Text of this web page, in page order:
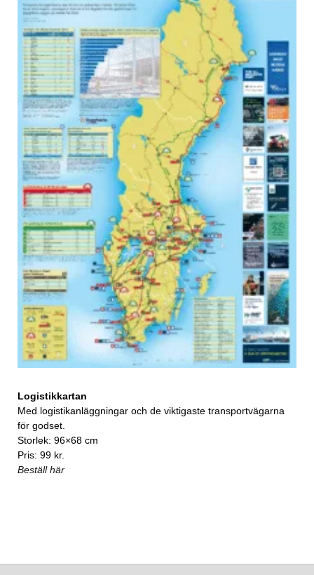
Logistikkartan
Med logistikanläggningar och de viktigaste transportvägarna
för godset.
Storlek: 96×68 cm
Pris: 99 kr.
Beställ här